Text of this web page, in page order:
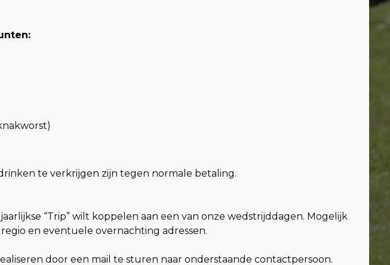
te verkrijgen zijn tegen normale betaling.
“Trip” wilt koppelen aan een van onze wedstrijddagen. Mogelijk
en eventuele overnachting adressen.
door een mail te sturen naar onderstaande contactpersoon.